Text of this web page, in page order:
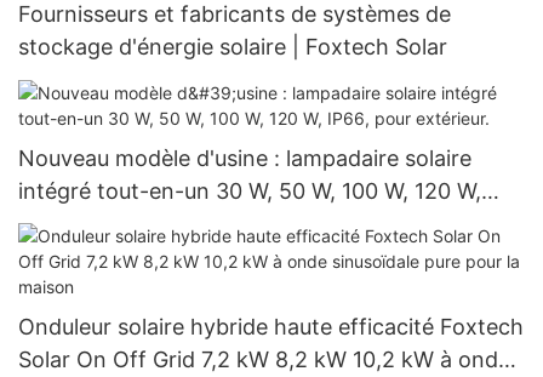
Fournisseurs et fabricants de systèmes de
stockage d'énergie solaire | Foxtech Solar
Nouveau modèle d'usine : lampadaire solaire
intégré tout-en-un 30 W, 50 W, 100 W, 120 W,
IP66, pour extérieur.
Onduleur solaire hybride haute efficacité Foxtech
Solar On Off Grid 7,2 kW 8,2 kW 10,2 kW à onde